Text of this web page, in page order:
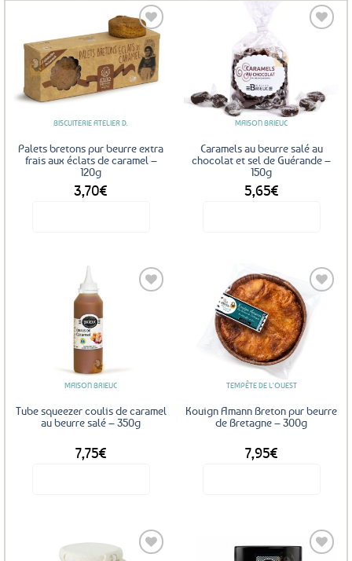
Ajouter
aux
favoris
BISCUITERIE ATELIER D.
Palets bretons pur beurre extra
frais aux éclats de caramel –
120g
3,70€
MAISON BRIEUC
Caramels au beurre salé au
chocolat et sel de Guérande –
150g
5,65€
MAISON BRIEUC
Tube squeezer coulis de caramel
au beurre salé – 350g
7,75€
Ajouter
TEMPÊTE DE L'OUEST
Kouign Amann Breton pur beurre
de Bretagne – 300g
7,95€